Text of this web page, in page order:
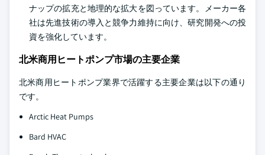
ナップの拡充と地理的な拡大を図っています。メーカー各
社は先進技術の導入と競争力維持に向け、研究開発への投
資を強化しています。
北米商用ヒートポンプ市場の主要企業
北米商用ヒートポンプ業界で活躍する主要企業は以下の通り
です。
Arctic Heat Pumps
Bard HVAC